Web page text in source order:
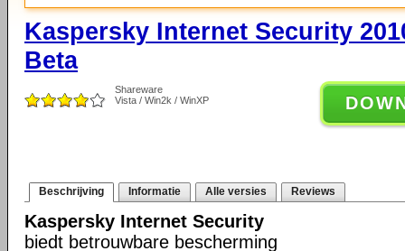
Kaspersky Internet Security
Beta
Shareware
Vista / Win2k / WinXP
Beschrijving Informatie Alle versies Reviews
Kaspersky Internet Security
biedt betrouwbare bescherming